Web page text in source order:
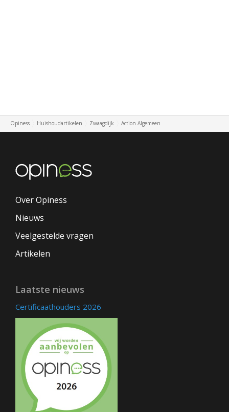
Opiness Huishoudartikelen Zwaagdijk Action Algemeen
Over Opiness
Nieuws
Veelgestelde vragen
Artikelen
Laatste nieuws
Certificaathouders 2026